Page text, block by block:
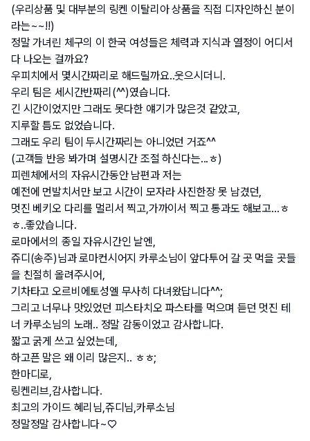
(우리상품 및 대부분의 링켄 이탈리아 상품을 직접 디자인하신 분이
라는~~!!)
정말 가녀린 체구의 이 한국 여성들은 체력과 지식과 열정이 어디서
다 나오는 걸까요?
우피치에서 몇시간짜리로 해드릴까요..웃으시더니.
우리 팀은 세시간반짜리(^^)였습니다.
긴 시간이었지만 그래도 못다한 얘기가 많은것 같았고,
지루할 틈도 없었습니다.
그래도 우리 팀이 두시간짜리는 아니었던 거죠^^
(고객들 반응 봐가며 설명시간 조절 하신다는...ㅎ)
피렌체에서의 자유시간동안 남편과 저는
예전에 먼발치서만 보고 시간이 모자라 사진한장 못 남겼던,
멋진 베키오 다리를 멀리서 찍고,가까이서 찍고 통과도 해보고...ㅎ
ㅎ..좋았습니다.
로마에서의 종일 자유시간인 날엔,
쥬디(송주)님과 로마컨시어지 카루소님이 앞다투어 갈 곳 먹을 곳들
을 친절히 올려주시어,
기차타고 오르비에토성엘 무사히 다녀왔답니다^^;
그리고 너무나 맛있었던 피스타치오 파스타를 먹으며 듣던 멋진 테
너 카루소님의 노래.. 정말 감동이었고 감사합니다.
짧고 굵게 쓰고 싶었는데,
하고픈 말은 왜 이리 많은지.. ㅎㅎ;
한마디로,
링켄리브,감사합니다.
최고의 가이드 혜리님,쥬디님,카루소님
정말정말 감사합니다~♡